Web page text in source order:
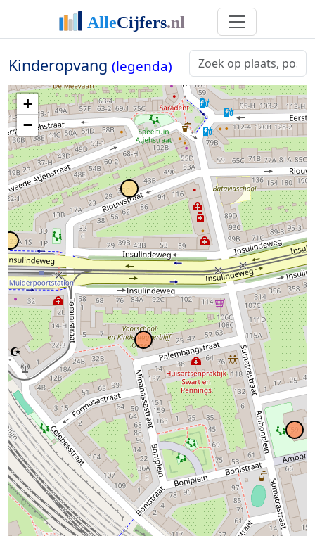
Kinderopvang (legenda)
+
−